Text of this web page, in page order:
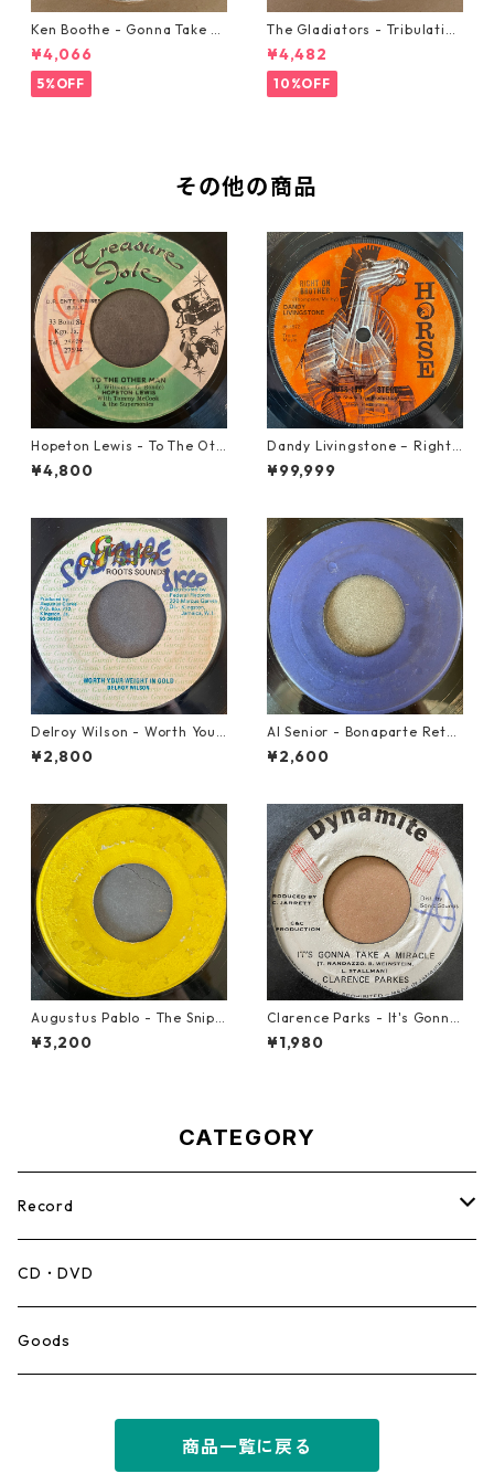
Ken Boothe - Gonna Take A
Miracle【7-21362】
¥4,066
5%OFF
The Gladiators - Tribulation
【7-21365】
¥4,482
10%OFF
その他の商品
Hopeton Lewis - To The Oth
er Man【7-22023】
¥4,800
Dandy Livingstone – Right
On Brother【7-21946】
¥99,999
Delroy Wilson - Worth Your
Weight In Gold【7-21965】
¥2,800
Al Senior - Bonaparte Retre
at【7-21861】
¥2,600
Augustus Pablo - The Snipe
r【7-21945】
¥3,200
Clarence Parks - It's Gonna
Take A Miracle【7-21096】
¥1,980
CATEGORY
Record
Mento,Calypso,Ballad
Ska
CD・DVD
Goods
商品一覧に戻る